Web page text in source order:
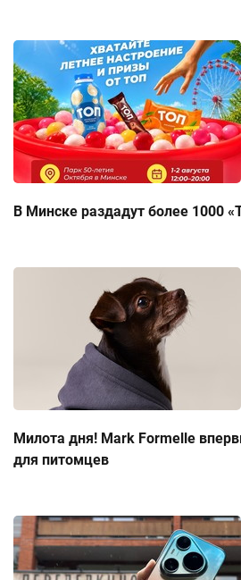
В Минске раздадут более 1000
Милота дня! Mark Formelle
для питомцев